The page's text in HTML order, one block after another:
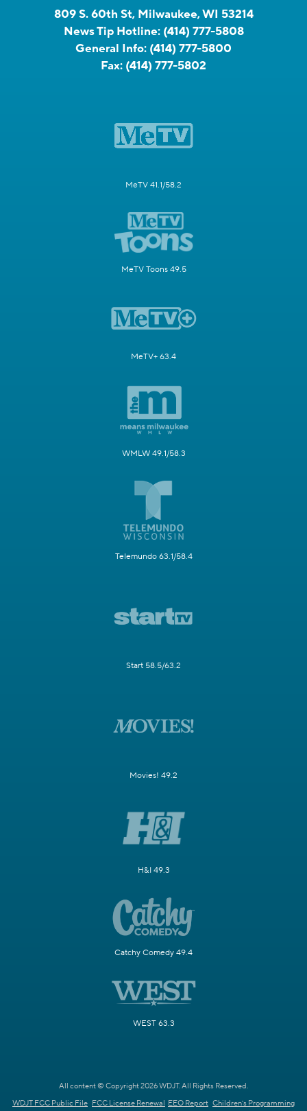
809 S. 60th St, Milwaukee, WI 53214
News Tip Hotline: (414) 777-5808
General Info: (414) 777-5800
Fax: (414) 777-5802
MeTV 41.1/58.2
MeTV Toons 49.5
MeTV+ 63.4
WMLW 49.1/58.3
Telemundo 63.1/58.4
Start 58.5/63.2
Movies! 49.2
H&I 49.3
Catchy Comedy 49.4
WEST 63.3
All content © Copyright 2026 WDJT. All Rights Reserved.
WDJT FCC Public File FCC License Renewal EEO Report Children's Programming